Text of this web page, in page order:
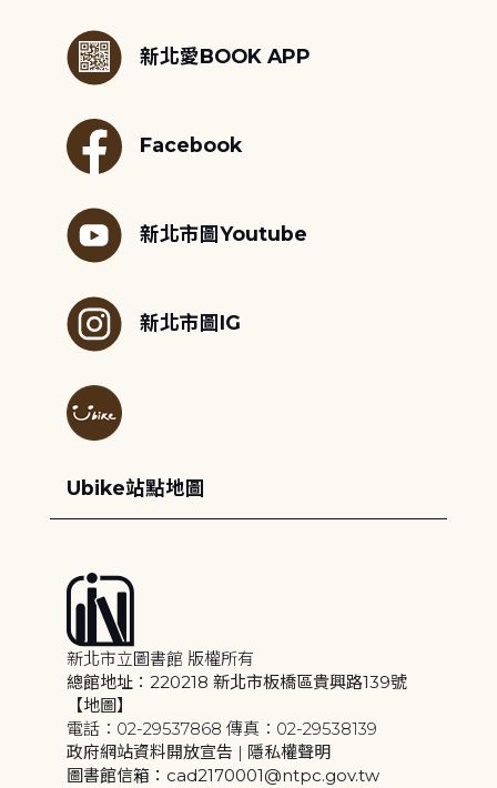
新北愛BOOK APP
Facebook
新北市圖Youtube
新北市圖IG
Ubike站點地圖
新北市立圖書館 版權所有
總館地址：220218 新北市板橋區貴興路139號
【地圖】
電話：02-29537868 傳真：02-29538139
政府網站資料開放宣告 | 隱私權聲明
圖書館信箱：cad2170001@ntpc.gov.tw